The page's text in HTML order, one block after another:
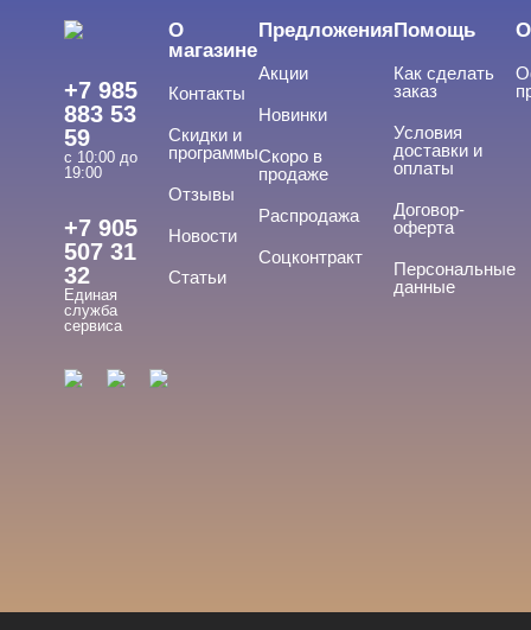
+7 985
883 53
59
с 10:00 до
19:00
+7 905
507 31
32
Единая
служба
сервиса
О
магазине
Контакты
Скидки и
программы
Отзывы
Новости
Статьи
Предложения
Акции
Новинки
Скоро в
продаже
Распродажа
Соцконтракт
Помощь
Как сделать
заказ
Условия
доставки и
оплаты
Договор-
оферта
Персональные
данные